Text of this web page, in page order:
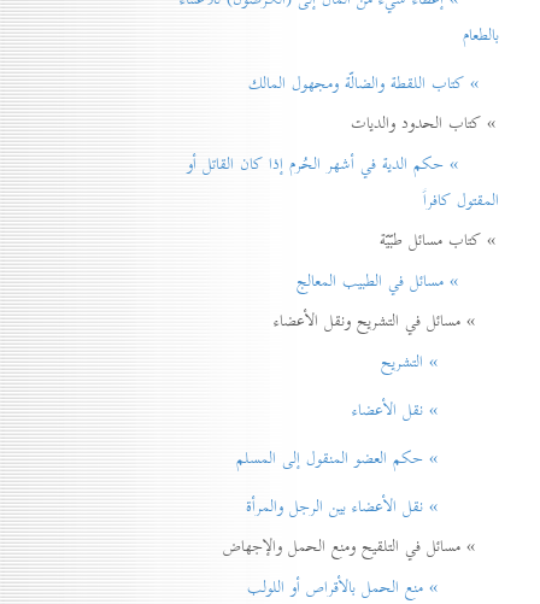
بالطعام
» كتاب اللقطة والضالّة ومجهول المالك
» كتاب الحدود والديات
» حكم الدية في أشهر الحُرم إذا كان القاتل أو
المقتول كافراً
» كتاب مسائل طبّيّة
» مسائل في الطبيب المعالج
» مسائل في التشريح ونقل الأعضاء
» التشريح
» نقل الأعضاء
» حكم العضو المنقول إلی المسلم
» نقل الأعضاء بين الرجل والمرأة
» مسائل في التلقيح ومنع الحمل والإجهاض
» منع الحمل بالأقراص أو اللولب